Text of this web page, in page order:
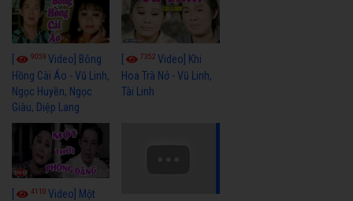
9059 Video] Bông
Hồng Cài Áo - Vũ Linh,
Ngọc Huyền, Ngọc
Giàu, Diệp Lang
7352Video] Khi
Hoa Trà Nở - Vũ Linh,
Tài Linh
4110 Video] Một